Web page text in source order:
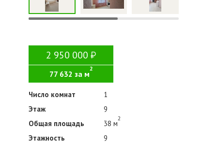
2 950 000
77 632 за м
2
Число комнат
1
Этаж
9
Общая площадь
38 м
2
Этажность
9